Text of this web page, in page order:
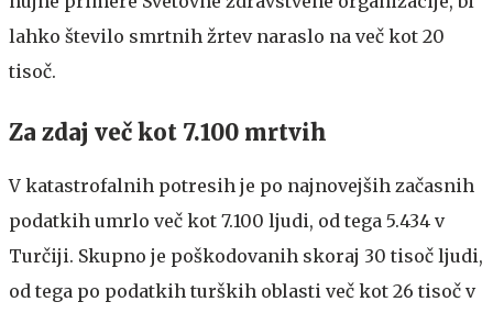
lahko število smrtnih žrtev naraslo na več kot 20
tisoč.
Za zdaj več kot 7.100 mrtvih
V katastrofalnih potresih je po najnovejših začasnih
podatkih umrlo več kot 7.100 ljudi, od tega 5.434 v
Turčiji. Skupno je poškodovanih skoraj 30 tisoč ljudi,
od tega po podatkih turških oblasti več kot 26 tisoč v